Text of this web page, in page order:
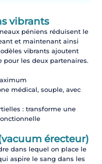
vibrants
péniens réduisent le
et maintenant ainsi
vibrants ajoutent
les deux partenaires.
médical, souple, avec
: transforme une
érecteur)
dans lequel on place le
aspire le sang dans les